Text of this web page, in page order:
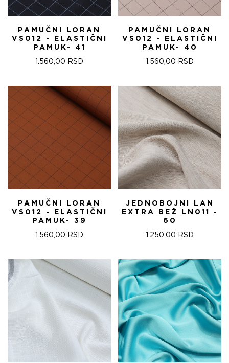
PAMUČNI LORAN
VS012 - ELASTIČNI
PAMUK- 41
1.560,00 RSD
PAMUČNI LORAN
VS012 - ELASTIČNI
PAMUK- 40
1.560,00 RSD
PAMUČNI LORAN
VS012 - ELASTIČNI
PAMUK- 39
1.560,00 RSD
JEDNOBOJNI LAN
EXTRA BEŽ LN011 -
60
1.250,00 RSD